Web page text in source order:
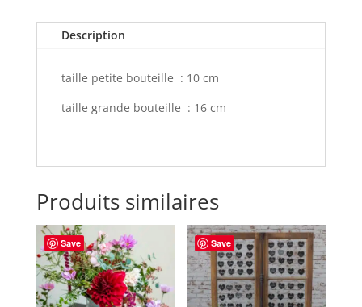
Description
taille petite bouteille : 10 cm
taille grande bouteille : 16 cm
Produits similaires
Save Save